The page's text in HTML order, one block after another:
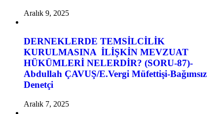
Aralık 9, 2025
DERNEKLERDE TEMSİLCİLİK
KURULMASINA İLİŞKİN MEVZUAT
HÜKÜMLERİ NELERDİR? (SORU-87)-
Abdullah ÇAVUŞ/E.Vergi Müfettişi-Bağımsız
Denetçi
Aralık 7, 2025